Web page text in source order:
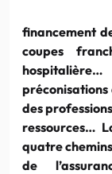
financement
coupes
des
ressources…
quatre
de